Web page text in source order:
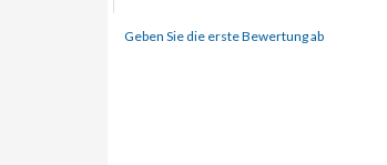
Geben Sie die erste Bewertung ab